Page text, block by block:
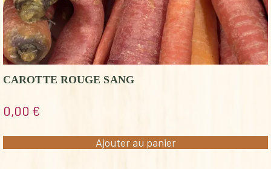
CAROTTE ROUGE SANG
0,00 €
Ajouter au panier